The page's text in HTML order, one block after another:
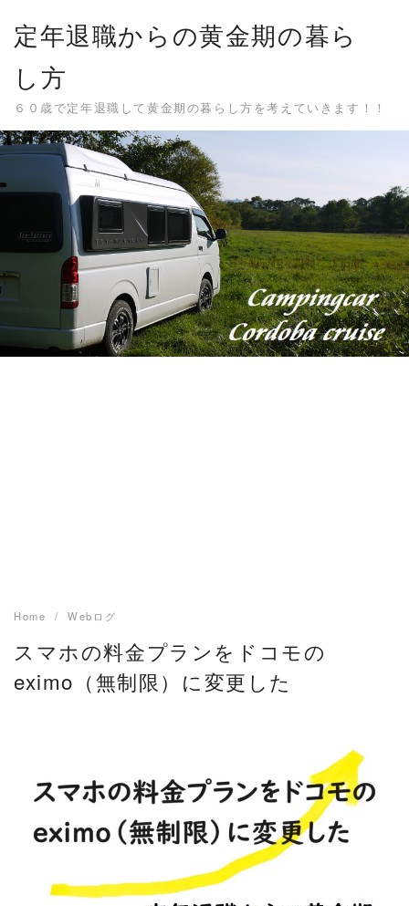
content
定年退職からの黄金期の暮ら
し方
６０歳で定年退職して黄金期の暮らし方を考えていきます！！
Home Webログ
スマホの料金プランをドコモの
eximo（無制限）に変更した